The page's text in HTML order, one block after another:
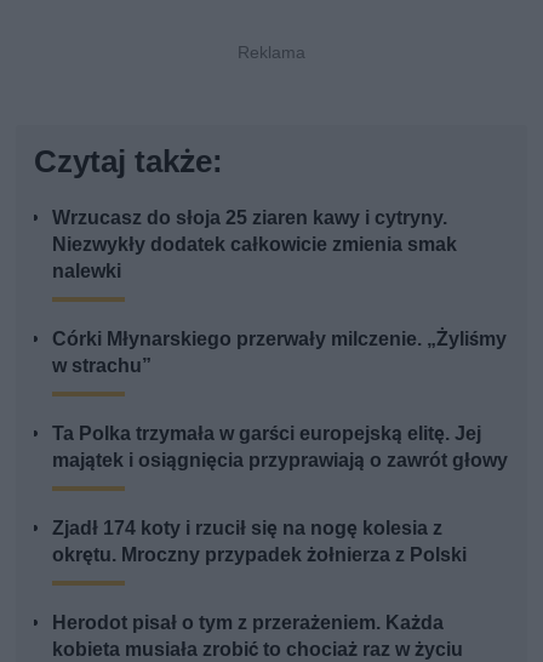
Czytaj także:
Wrzucasz do słoja 25 ziaren kawy i cytryny.
Niezwykły dodatek całkowicie zmienia smak
nalewki
Córki Młynarskiego przerwały milczenie. „Żyliśmy
w strachu”
Ta Polka trzymała w garści europejską elitę. Jej
majątek i osiągnięcia przyprawiają o zawrót głowy
Zjadł 174 koty i rzucił się na nogę kolesia z
okrętu. Mroczny przypadek żołnierza z Polski
Herodot pisał o tym z przerażeniem. Każda
kobieta musiała zrobić to chociaż raz w życiu